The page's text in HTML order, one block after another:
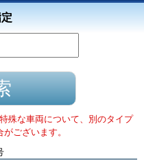
殊な車両について、別のタイプ
ございます。